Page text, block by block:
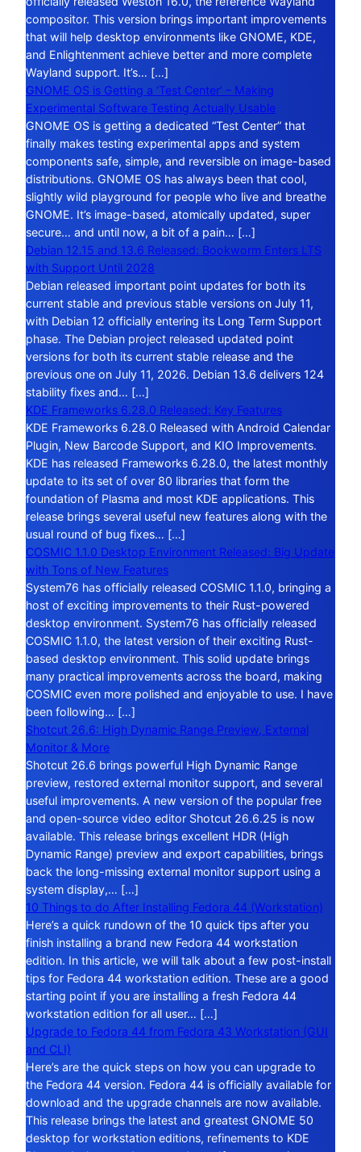
compositor. This version brings important improvements
that will help desktop environments like GNOME, KDE,
and Enlightenment achieve better and more complete
Wayland support. It’s… […]
GNOME OS is Getting a ‘Test Center’ – Making
Experimental Software Testing Actually Usable
GNOME OS is getting a dedicated “Test Center” that
finally makes testing experimental apps and system
components safe, simple, and reversible on image-based
distributions. GNOME OS has always been that cool,
slightly wild playground for people who live and breathe
GNOME. It’s image-based, atomically updated, super
secure… and until now, a bit of a pain… […]
Debian 12.15 and 13.6 Released: Bookworm Enters LTS
with Support Until 2028
Debian released important point updates for both its
current stable and previous stable versions on July 11,
with Debian 12 officially entering its Long Term Support
phase. The Debian project released updated point
versions for both its current stable release and the
previous one on July 11, 2026. Debian 13.6 delivers 124
stability fixes and… […]
KDE Frameworks 6.28.0 Released: Key Features
KDE Frameworks 6.28.0 Released with Android Calendar
Plugin, New Barcode Support, and KIO Improvements.
KDE has released Frameworks 6.28.0, the latest monthly
update to its set of over 80 libraries that form the
foundation of Plasma and most KDE applications. This
release brings several useful new features along with the
usual round of bug fixes… […]
COSMIC 1.1.0 Desktop Environment Released: Big Update
with Tons of New Features
System76 has officially released COSMIC 1.1.0, bringing a
host of exciting improvements to their Rust-powered
desktop environment. System76 has officially released
COSMIC 1.1.0, the latest version of their exciting Rust-
based desktop environment. This solid update brings
many practical improvements across the board, making
COSMIC even more polished and enjoyable to use. I have
been following… […]
Shotcut 26.6: High Dynamic Range Preview, External
Monitor & More
Shotcut 26.6 brings powerful High Dynamic Range
preview, restored external monitor support, and several
useful improvements. A new version of the popular free
and open-source video editor Shotcut 26.6.25 is now
available. This release brings excellent HDR (High
Dynamic Range) preview and export capabilities, brings
back the long-missing external monitor support using a
system display,… […]
10 Things to do After Installing Fedora 44 (Workstation)
Here’s a quick rundown of the 10 quick tips after you
finish installing a brand new Fedora 44 workstation
edition. In this article, we will talk about a few post-install
tips for Fedora 44 workstation edition. These are a good
starting point if you are installing a fresh Fedora 44
workstation edition for all user… […]
Upgrade to Fedora 44 from Fedora 43 Workstation (GUI
and CLI)
Here’s are the quick steps on how you can upgrade to
the Fedora 44 version. Fedora 44 is officially available for
download and the upgrade channels are now available.
This release brings the latest and greatest GNOME 50
desktop for workstation editions, refinements to KDE